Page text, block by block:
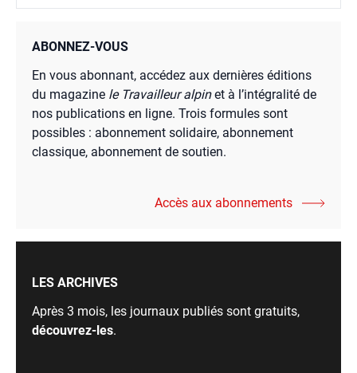
ABONNEZ-VOUS
En vous abonnant, accédez aux dernières éditions
du magazine le Travailleur alpinet à l’intégralité de
nos publications en ligne. Trois formules sont
possibles : abonnement solidaire, abonnement
classique, abonnement de soutien.
Accès aux abonnements
LES ARCHIVES
Après 3 mois, les journaux publiés sont gratuits,
découvrez-les.